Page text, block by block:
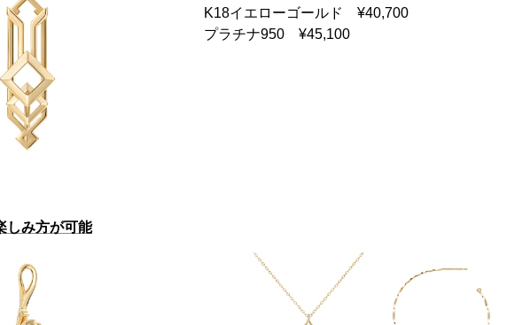
K18イエローゴールド ¥40,700
プラチナ950 ¥45,100
しみ方が可能